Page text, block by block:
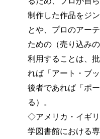
制作した作品をジ
とや、プロのアー
ための（売り込み
利用することは、
れば「アート・ブ
後者であれば「ポ
る）。
◇アメリカ・イギ
学図書館における